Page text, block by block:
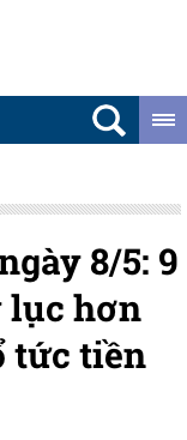
8/5: 9
lục hơn
tức tiền